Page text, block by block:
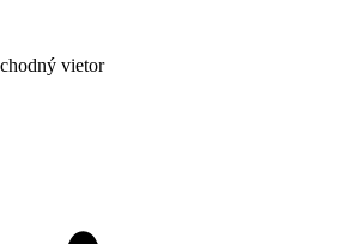
vietor